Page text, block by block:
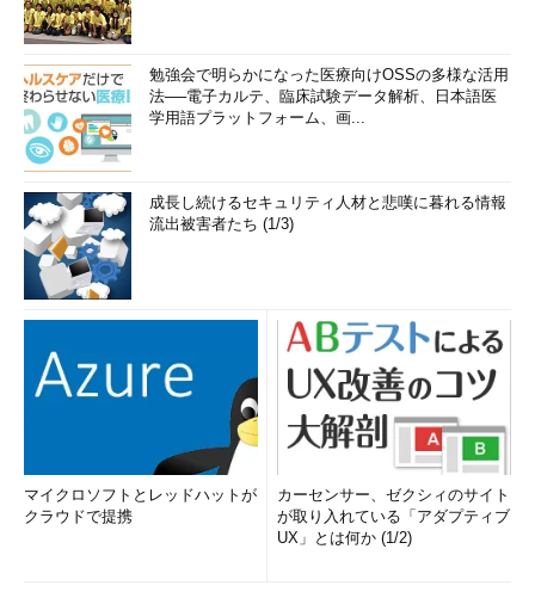
勉強会で明らかになった医療向けOSSの多様な活用
法──電子カルテ、臨床試験データ解析、日本語医
学用語プラットフォーム、画...
成長し続けるセキュリティ人材と悲嘆に暮れる情報
流出被害者たち (1/3)
マイクロソフトとレッドハットが
クラウドで提携
カーセンサー、ゼクシィのサイト
が取り入れている「アダプティブ
UX」とは何か (1/2)